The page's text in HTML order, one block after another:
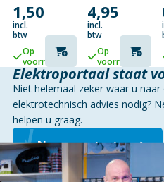
1,50
incl.
btw
Op
voorraad
MALE
4,95
incl.
btw
Op
voorraad
Elektroportaal staat
Niet helemaal zeker waar u
elektrotechnisch advies nodig?
helpen u graag.
Neem contact op